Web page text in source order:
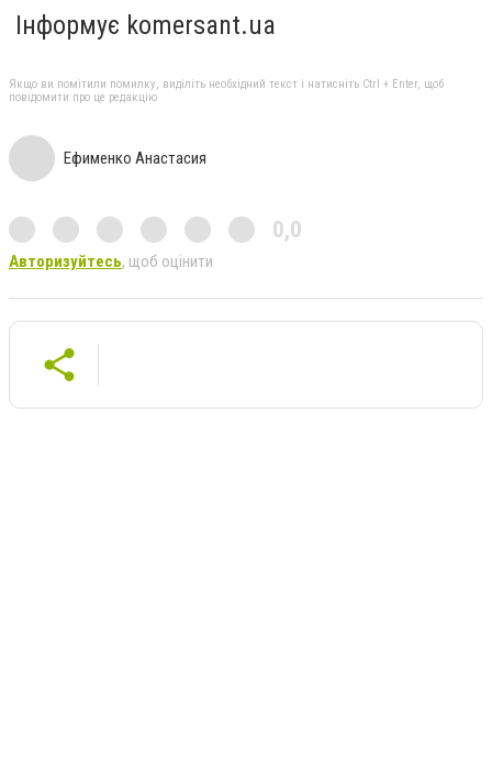
Інформує komersant.ua
Якщо ви помітили помилку, виділіть необхідний текст і натисніть Ctrl + Enter, щоб
повідомити про це редакцію
Ефименко Анастасия
0,0
Авторизуйтесь, щоб оцінити